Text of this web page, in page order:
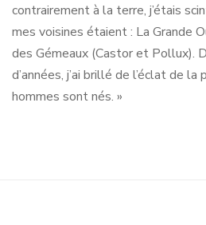
contrairement à la terre, j’étais
mes voisines étaient : La Grande
des Gémeaux (Castor et Pollux).
d’années, j’ai brillé de l’éclat de la
hommes sont nés. »